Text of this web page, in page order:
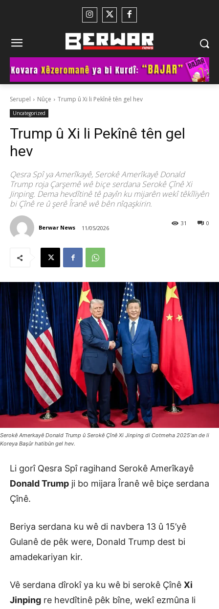
Serupel Nûçe Trump û Xi li Pekînê tên gel hev
Uncategorized
Trump û Xi li Pekînê tên gel
hev
Qesra Spî ya Amerîkayê, Serokê Amerîkayê Donald
Trump roja Çarşemê wê biçe serdana Serokê Çînê Xi
Jinping. Dema hevdîtinê tê payîn ku mijarên wekî têkîliyên
bi Çînê re û şerê Îranê wê bên nîqaşkirin.
Berwar News 11/05/2026
0
31
Serokê Amerkayê Donald Trump û Serokê Çînê Xi Jinping di Cotmeha 2025'an de li
Koreya Başûr hatibûn gel hev.
Li gorî Qesra Spî ragihand Serokê Amerîkayê
Donald Trump ji bo mijara Îranê wê biçe serdana
Çînê.
Beriya serdana ku wê di navbera 13 û 15’yê
Gulanê de pêk were, Donald Trump dest bi
amadekariyan kir.
Vê serdana dîrokî ya ku wê bi serokê Çînê Xi
Jinping re hevdîtinê pêk bîne, wekî ezmûna li